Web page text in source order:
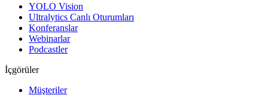
YOLO Vision
Ultralytics Canlı Oturumları
Konferanslar
Webinarlar
Podcastler
İçgörüler
Müşteriler